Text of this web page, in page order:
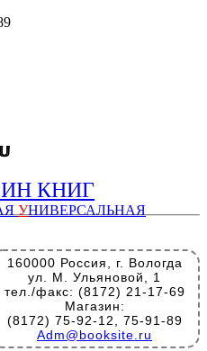
КНИГ
УНИВЕРСАЛЬНАЯ
160000 Россия, г. Вологда
ул. М. Ульяновой, 1
тел./факс: (8172) 21-17-69
Магазин:
(8172) 75-92-12, 75-91-89
Adm@booksite.ru